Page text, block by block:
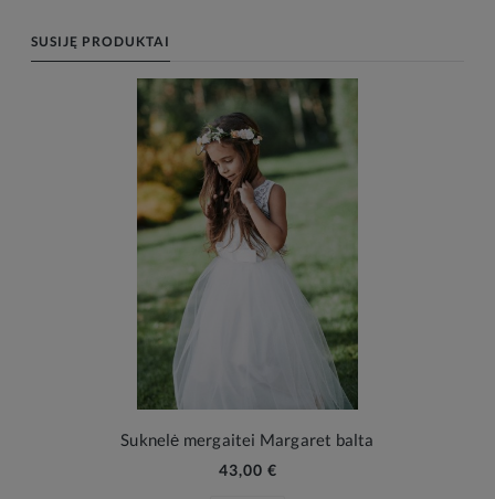
SUSIJĘ PRODUKTAI
Suknelė mergaitei Margaret balta
43,00 €